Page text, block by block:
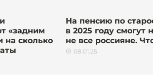
«задним
на сколько
На пенсию по
в 2025 году смогут
не все россияне.
08.01.25